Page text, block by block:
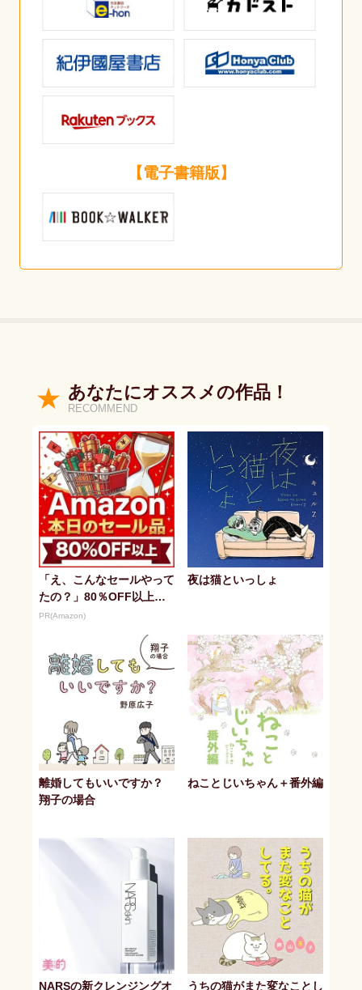
【電子書籍版】
あなたにオススメの作品！
RECOMMEND
「え、こんなセールやって
たの？」80％OFF以上が
続々登場！Amazonの本気
PR(Amazon)
夜は猫といっしょ
離婚してもいいですか？
翔子の場合
ねことじいちゃん＋番外編
NARSの新クレンジングオ
うちの猫がまた変なことし